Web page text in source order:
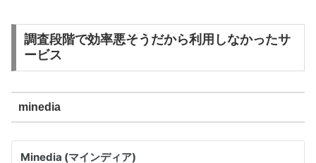
調査段階で効率悪そうだから利用しなかったサ
ービス
minedia